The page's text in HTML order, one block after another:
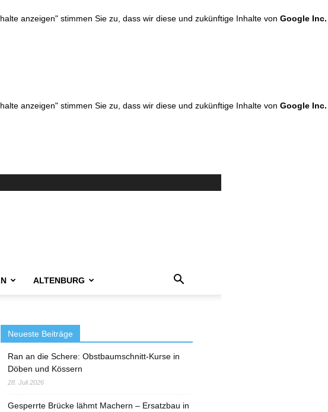
anzeigen" stimmen Sie zu, dass wir diese und zukünftige Inhalte von Google Inc.
anzeigen" stimmen Sie zu, dass wir diese und zukünftige Inhalte von Google Inc.
ALTENBURG
Neueste Beiträge
Ran an die Schere: Obstbaumschnitt-Kurse in
Döben und Kössern
28. Juli 2026
Gesperrte Brücke lähmt Machern – Ersatzbau in